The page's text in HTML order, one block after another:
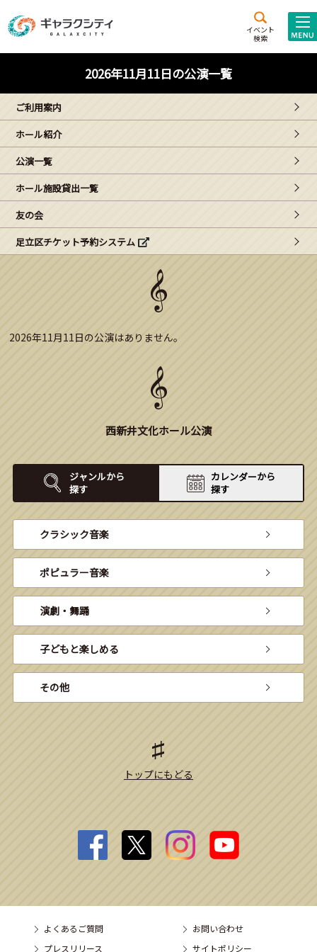
イベント
検索
施設案内
西新井
文化ホール
ギャラクシティとは
こどもみーてぃんぐ
Gがくえん
ブランドからのお知らせ
2026年11月11日の公演一覧
ご利用案内
ホール紹介
公演一覧
ホール施設貸出一覧
友の会
足立区チケット予約システム
2026年11月11日の公演はありません。
西新井文化ホール公演
ジャンルから
探す
カレンダーから
探す
クラシック音楽
ポピュラー音楽
演劇・舞踊
子どもと楽しめる
その他
トップにもどる
よくあるご質問
お問い合わせ
プレスリリース
サイトポリシー